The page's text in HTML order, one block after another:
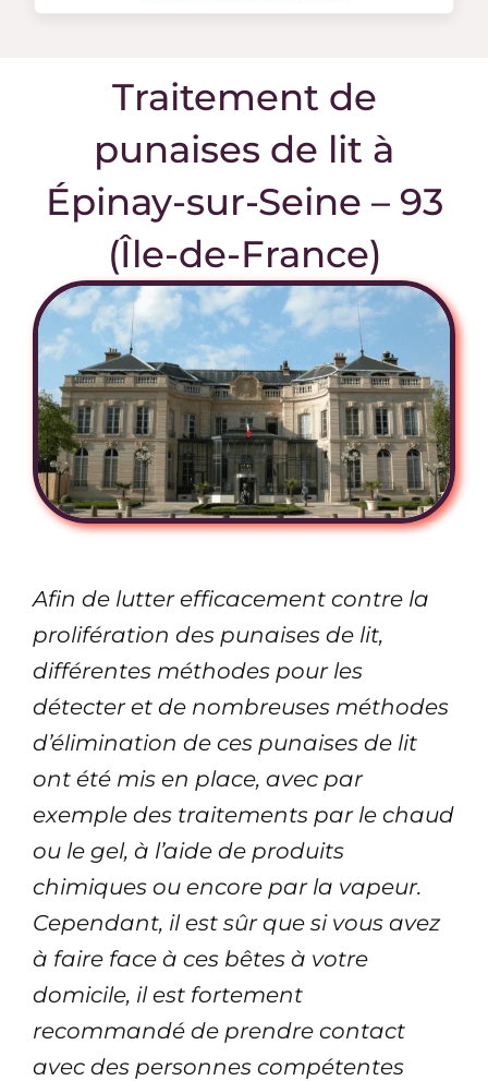
Traitement de
punaises de lit à
Épinay-sur-Seine – 93
(Île-de-France)
Afin de lutter efficacement contre la
prolifération des punaises de lit,
différentes méthodes pour les
détecter et de nombreuses méthodes
d’élimination de ces punaises de lit
ont été mis en place, avec par
exemple des traitements par le chaud
ou le gel, à l’aide de produits
chimiques ou encore par la vapeur.
Cependant, il est sûr que si vous avez
à faire face à ces bêtes à votre
domicile, il est fortement
recommandé de prendre contact
avec des personnes compétentes